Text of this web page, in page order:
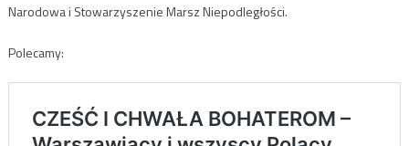
Narodowa i Stowarzyszenie Marsz Niepodległości.
Polecamy: